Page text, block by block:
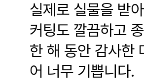
실제로 실물을 받
커팅도 깔끔하고
한 해 동안 감사한
어 너무 기쁩니다.